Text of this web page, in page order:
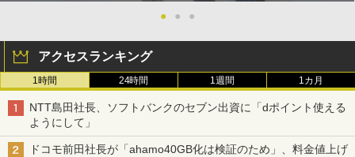
● ● ●
アクセスランキング
1時間 24時間 1週間 1カ月
NTT島田社長、ソフトバンクのセブン出資に「dポイント使える
ようにして」
ドコモ前田社長が「ahamo40GB化は検証のため」、料金値上げ